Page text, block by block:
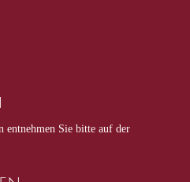
entnehmen Sie bitte auf der